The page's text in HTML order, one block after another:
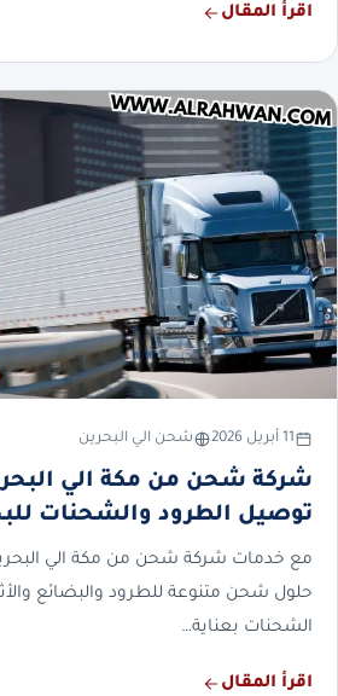
اقرأ المقال
11 أبريل 2026 شحن الي البحرين
توصيل الطرود والشحنات
مع خدمات شركة شحن من مكة الي
حلول شحن متنوعة للطرود والبضائع
الشحنات بعناية…
اقرأ المقال